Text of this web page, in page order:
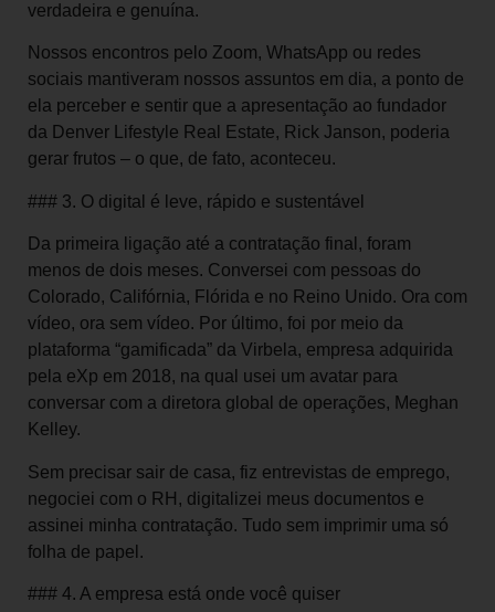
verdadeira e genuína.
Nossos encontros pelo Zoom, WhatsApp ou redes
sociais mantiveram nossos assuntos em dia, a ponto de
ela perceber e sentir que a apresentação ao fundador
da Denver Lifestyle Real Estate, Rick Janson, poderia
gerar frutos – o que, de fato, aconteceu.
### 3. O digital é leve, rápido e sustentável
Da primeira ligação até a contratação final, foram
menos de dois meses. Conversei com pessoas do
Colorado, Califórnia, Flórida e no Reino Unido. Ora com
vídeo, ora sem vídeo. Por último, foi por meio da
plataforma “gamificada” da Virbela, empresa adquirida
pela eXp em 2018, na qual usei um avatar para
conversar com a diretora global de operações, Meghan
Kelley.
Sem precisar sair de casa, fiz entrevistas de emprego,
negociei com o RH, digitalizei meus documentos e
assinei minha contratação. Tudo sem imprimir uma só
folha de papel.
### 4. A empresa está onde você quiser